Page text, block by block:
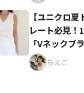
【ユニクロ
レート必見！
「Vネックブ
ちえこ